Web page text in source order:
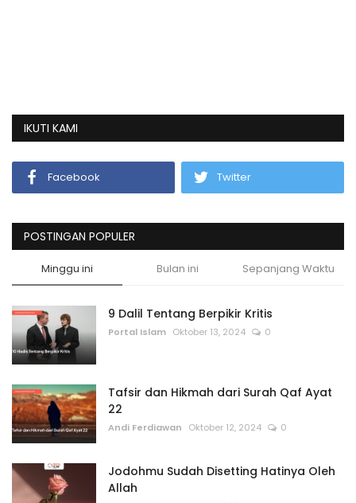
IKUTI KAMI
Facebook Twitter
POSTINGAN POPULER
Minggu ini Bulan ini Sepanjang Waktu
9 Dalil Tentang Berpikir Kritis
Portal Islam Oktober 13, 2024 0
Tafsir dan Hikmah dari Surah Qaf Ayat
22
Andi Ferdiawan Oktober 12, 2024 0
Jodohmu Sudah Disetting Hatinya Oleh
Allah